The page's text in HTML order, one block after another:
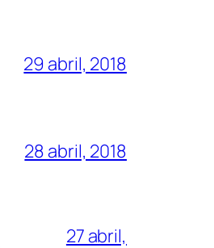
29 abril, 2018
28 abril, 2018
27 abril,